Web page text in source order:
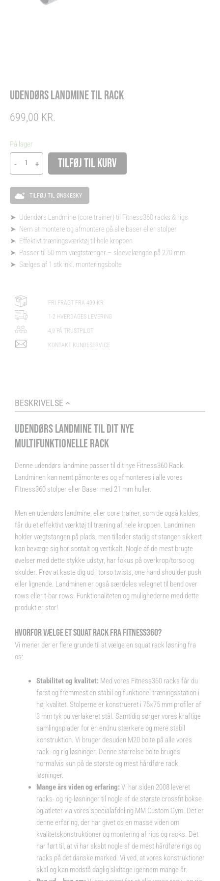
UDENDØRS LANDMINE TIL RACK
699,00 KR.
På lager
-
Udendørs
Landmine
til
rack
antal
+ TILFØJ TIL KURV
TILFØJ TIL ØNSKESKY
➤ Udendørs Landmine (core trainer) til Fitness360 racks & rigs
➤ Nem at montere og afmontere på alle baser eller stolper
➤ Effektivt træningsværktøj til hele kroppen
➤ Passer til 50 mm vægtstænger – sleevelængde på 270 mm
➤ Sælges af 1 stk inkl. monteringsbolte
FRI FRAGT FRA 499 KR
1-2 HVERDAGES LEVERING
4,9 PÅ TRUSTPILOT
KONTAKT KUNDESERVICE
BESKRIVELSE
UDENDØRS LANDMINE TIL DIT NYE
MULTIFUNKTIONELLE RACK
Denne udendørs landmine passer til dit nye Fitness360 Rack.
Landminen kan nemt påmonteres og afmonteres i alle vores
Fitness360 stolper eller Baser med 21 mm huller.
Men en udendørs landmine, eller core trainer, som de også kaldes,
får du et effektivt værktøj til træning af hele kroppen. Landminen
holder vægtstangen på plads, men tillader stadig at stangen sikkert
kan bevæge sig horisontalt og vertikalt. Nogle af de mest brugte
øvelser med dette stykke udstyr, har fokus på overkrop/torso og
skulder. Prøv at kaste dig ud i torso twists, one hand shoulder push
eller lignende. Landminen er også særdeles velegnet til bend over
rows eller t-bar rows. Funktionaliteten og mulighederne med dette
produkt er stor!
HVORFOR VÆLGE ET SQUAT RACK FRA FITNESS360?
Vi mener der er flere grunde til at vælge en squat rack løsning fra
os:
Stabilitet og kvalitet: Med vores Fitness360 racks får du
først og fremmest en stabil og funktionel træningsstation i
høj kvalitet. Stolperne er konstrueret i 75×75 mm profiler af
3 mm tyk pulverlakeret stål. Samtidig sørger vores kraftige
samlingsplader for en endnu stærkere og mere stabil
konstruktion. Vi bruger desuden M20 bolte på alle vores
rack- og rig løsninger. Denne størrelse bolte bruges
normalvis kun på de største og mest hårdføre rack
løsninger.
Mange års viden og erfaring: Vi har siden 2008 leveret
racks- og rig-løsninger til nogle af de største crossfit bokse
og atleter via vores specialafdeling MM Custom Gym. Det er
denne erfaring, der har givet os en masse viden om
kvalitetskonstruktioner og montering af rigs og racks. Det
har ført til, at vi har skabt nogle af de mest hårdføre rigs og
racks på det danske marked. Vi ved, at vores konstruktioner
skal og kan modstå daglig slidtage igennem mange år.